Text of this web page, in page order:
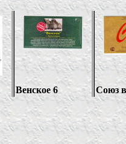
Венское 6 Союз